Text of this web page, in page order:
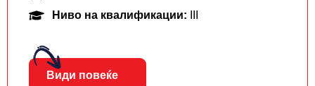
Ниво на квалификации:
Види повеќе